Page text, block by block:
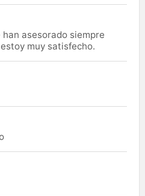
asesorado siempre
muy satisfecho.